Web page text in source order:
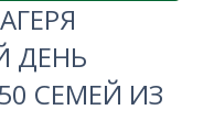
ДЕНЬ
СЕМЕЙ ИЗ